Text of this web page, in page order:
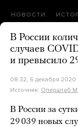
НОВОСТИ
В России
случаев
и превысило
08:32, 6 декабря 2020
Источник: Оперштаб
В России за
29 039 новых